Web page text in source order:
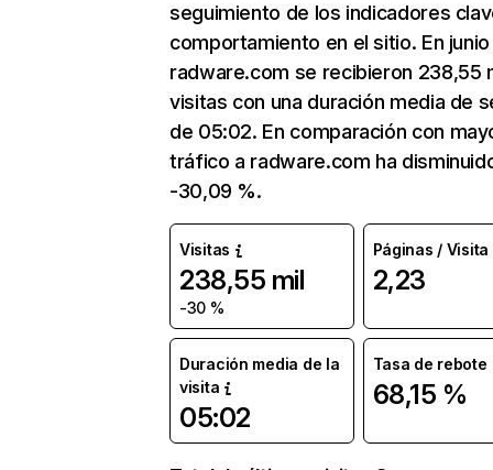
seguimiento de los indicadores
comportamiento en el sitio. En junio
radware.com se recibieron 238,55
visitas con una duración media de
de 05:02. En comparación con
tráfico a radware.com ha
-30,09 %.
Visitas
238,55 mil
-30 %
Páginas / Visita
2,23
Duración media de la
visita
05:02
Tasa de rebote
68,15 %